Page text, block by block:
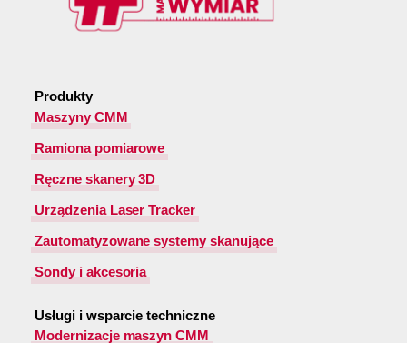
Produkty
Maszyny CMM
Ramiona pomiarowe
Ręczne skanery 3D
Urządzenia Laser Tracker
Zautomatyzowane systemy skanujące
Sondy i akcesoria
Usługi i wsparcie techniczne
Modernizacje maszyn CMM